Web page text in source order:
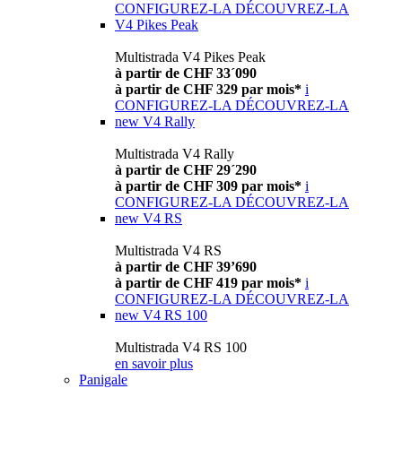
CONFIGUREZ-LA DÉCOUVREZ-LA
V4 Pikes Peak
Multistrada V4 Pikes Peak
à partir de CHF 33´090
à partir de CHF 329 par mois* i
CONFIGUREZ-LA DÉCOUVREZ-LA
new V4 Rally
Multistrada V4 Rally
à partir de CHF 29´290
à partir de CHF 309 par mois* i
CONFIGUREZ-LA DÉCOUVREZ-LA
new V4 RS
Multistrada V4 RS
à partir de CHF 39’690
à partir de CHF 419 par mois* i
CONFIGUREZ-LA DÉCOUVREZ-LA
new V4 RS 100
Multistrada V4 RS 100
en savoir plus
Panigale